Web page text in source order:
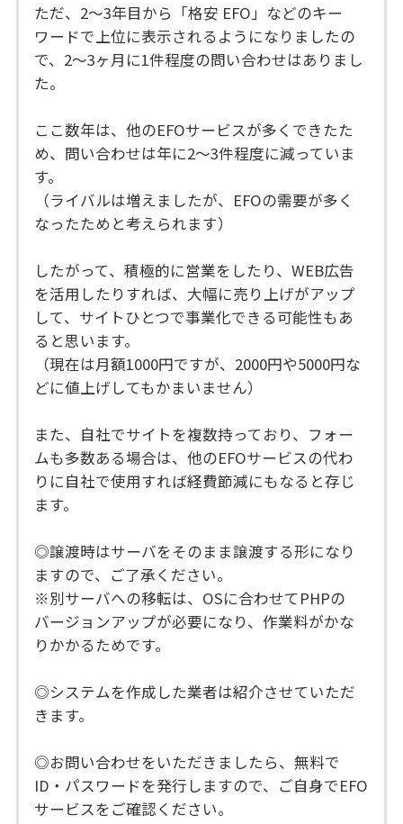
ただ、2～3年目から「格安 EFO」などのキー
ワードで上位に表示されるようになりましたの
で、2～3ヶ月に1件程度の問い合わせはありまし
た。
ここ数年は、他のEFOサービスが多くできたた
め、問い合わせは年に2～3件程度に減っていま
す。
（ライバルは増えましたが、EFOの需要が多く
なったためと考えられます）
したがって、積極的に営業をしたり、WEB広告
を活用したりすれば、大幅に売り上げがアップ
して、サイトひとつで事業化できる可能性もあ
ると思います。
（現在は月額1000円ですが、2000円や5000円な
どに値上げしてもかまいません）
また、自社でサイトを複数持っており、フォー
ムも多数ある場合は、他のEFOサービスの代わ
りに自社で使用すれば経費節減にもなると存じ
ます。
◎譲渡時はサーバをそのまま譲渡する形になり
ますので、ご了承ください。
※別サーバへの移転は、OSに合わせてPHPの
バージョンアップが必要になり、作業料がかな
りかかるためです。
◎システムを作成した業者は紹介させていただ
きます。
◎お問い合わせをいただきましたら、無料で
ID・パスワードを発行しますので、ご自身でEFO
サービスをご確認ください。